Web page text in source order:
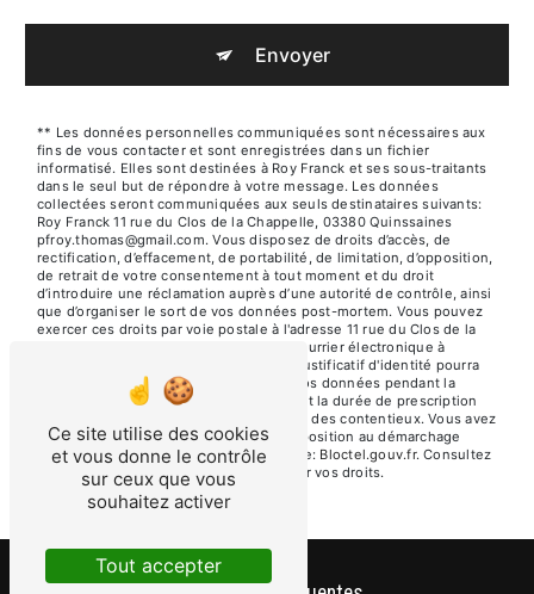
Envoyer
** Les données personnelles communiquées sont nécessaires aux
fins de vous contacter et sont enregistrées dans un fichier
informatisé. Elles sont destinées à Roy Franck et ses sous-traitants
dans le seul but de répondre à votre message. Les données
collectées seront communiquées aux seuls destinataires suivants:
Roy Franck 11 rue du Clos de la Chappelle, 03380 Quinssaines
pfroy.thomas@gmail.com. Vous disposez de droits d’accès, de
rectification, d’effacement, de portabilité, de limitation, d’opposition,
de retrait de votre consentement à tout moment et du droit
d’introduire une réclamation auprès d’une autorité de contrôle, ainsi
que d’organiser le sort de vos données post-mortem. Vous pouvez
exercer ces droits par voie postale à l'adresse 11 rue du Clos de la
Chappelle, 03380 Quinssaines ou par courrier électronique à
l'adresse pfroy.thomas@gmail.com. Un justificatif d'identité pourra
vous être demandé. Nous conservons vos données pendant la
période de prise de contact puis pendant la durée de prescription
légale aux fins probatoires et de gestion des contentieux. Vous avez
le droit de vous inscrire sur la liste d'opposition au démarchage
téléphonique, disponible à cette adresse:
Bloctel.gouv.fr. Consultez
le site cnil.fr pour plus d’informations sur vos droits.
Ce site utilise des cookies
et vous donne le contrôle
sur ceux que vous
souhaitez activer
Tout accepter